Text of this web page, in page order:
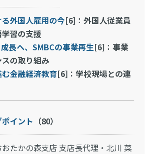
外国人雇用の今[6]：外国人従業員
習の支援
長へ、SMBCの事業再生[6]：事業
の取り組み
金融経済教育[6]：学校現場との連
イント （80）
たかの森支店 支店長代理・北川 菜